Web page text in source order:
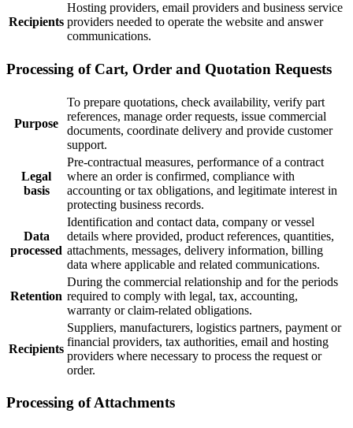
Recipients
Hosting providers, email providers and business service
providers needed to operate the website and answer
communications.
Processing of Cart, Order and Quotation Requests
Purpose
To prepare quotations, check availability, verify part
references, manage order requests, issue commercial
documents, coordinate delivery and provide customer
support.
Legal
basis
Pre-contractual measures, performance of a contract
where an order is confirmed, compliance with
accounting or tax obligations, and legitimate interest in
protecting business records.
Data
processed
Identification and contact data, company or vessel
details where provided, product references, quantities,
attachments, messages, delivery information, billing
data where applicable and related communications.
Retention
During the commercial relationship and for the periods
required to comply with legal, tax, accounting,
warranty or claim-related obligations.
Recipients
Suppliers, manufacturers, logistics partners, payment or
financial providers, tax authorities, email and hosting
providers where necessary to process the request or
order.
Processing of Attachments